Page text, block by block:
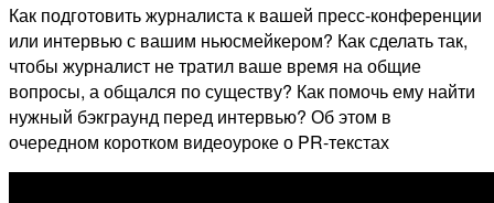
Как подготовить журналиста к вашей пресс-конференции
или интервью с вашим ньюсмейкером? Как сделать так,
чтобы журналист не тратил ваше время на общие
вопросы, а общался по существу? Как помочь ему найти
нужный бэкграунд перед интервью? Об этом в
очередном коротком видеоуроке о PR-текстах